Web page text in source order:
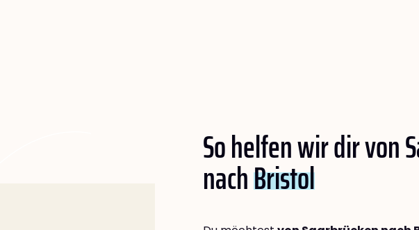
So helfen wir dir von
nachBristol